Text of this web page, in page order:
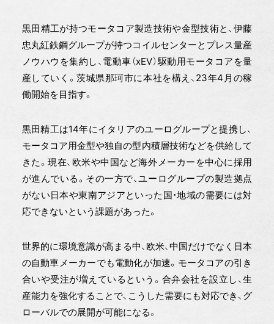
黒田精工が持つモータコア製造技術や金型技術と、伊藤
忠丸紅鉄鋼グループが持つコイルセンターとプレス量産
ノウハウを集約し、電動車（xEV）駆動用モータコアを量
産していく。茨城県那珂市に本社を構え、23年4月の稼
働開始を目指す。
黒田精工は14年にイタリアのユーログループと提携し、
モータコア用金型や独自の型内積層技術などを供給して
きた。現在、欧米や中国など海外メーカーを中心に採用
が進んでいる。その一方で、ユーログループの製造拠点
がない日本や東南アジアといった国・地域の需要には対
応できないという課題があった。
世界的に環境意識が高まる中、欧米、中国だけでなく日本
の自動車メーカーでも電動化が加速。モータコアの引き
合いや受注が増えているという。合弁会社を設立し、生
産能力を強化することで、こうした需要にも対応でき、グ
ローバルでの展開が可能になる。